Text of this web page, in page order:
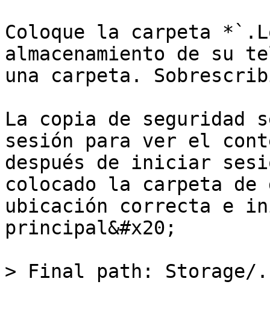
Coloque la carpeta
almacenamiento de su
una carpeta.
La copia de seguridad
sesión para ver el
después de iniciar
colocado la carpeta
ubicación correcta e
principal&#x20;